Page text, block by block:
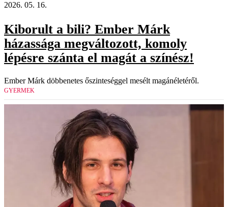
2026. 05. 16.
Kiborult a bili? Ember Márk
házassága megváltozott, komoly
lépésre szánta el magát a színész!
Ember Márk döbbenetes őszinteséggel mesélt magánéletéről.
GYERMEK